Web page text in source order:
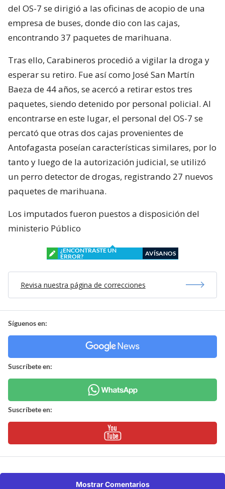
del OS-7 se dirigió a las oficinas de acopio de una
empresa de buses, donde dio con las cajas,
encontrando 37 paquetes de marihuana.
Tras ello, Carabineros procedió a vigilar la droga y
esperar su retiro. Fue así como José San Martín
Baeza de 44 años, se acercó a retirar estos tres
paquetes, siendo detenido por personal policial. Al
encontrarse en este lugar, el personal del OS-7 se
percató que otras dos cajas provenientes de
Antofagasta poseían características similares, por lo
tanto y luego de la autorización judicial, se utilizó
un perro detector de drogas, registrando 27 nuevos
paquetes de marihuana.
Los imputados fueron puestos a disposición del
ministerio Público
¿ENCONTRASTE UN
ERROR?
AVÍSANOS
Revisa nuestra página de correcciones
Síguenos en:
Suscríbete en:
Suscríbete en:
Mostrar Comentarios